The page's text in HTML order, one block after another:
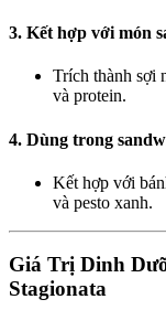
3. Kết hợp với món
Trích thành sợi
và protein.
4. Dùng trong
Kết hợp với
và pesto xanh.
Giá Trị Dinh
Stagionata